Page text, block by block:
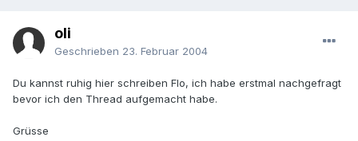
oli
Geschrieben 23. Februar 2004
Du kannst ruhig hier schreiben Flo, ich habe erstmal nachgefragt
bevor ich den Thread aufgemacht habe.
Grüsse